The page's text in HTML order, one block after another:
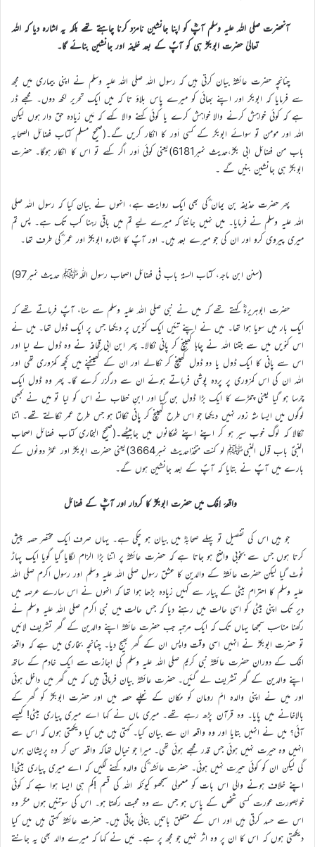
آنحضرت صلی اللہ علیہ وسلم آپؓ کو اپنا جانشین نامزد کرنا چاہتے تھے بلکہ یہ اشارہ دیا کہ اللہ
تعالیٰ حضرت ابوبکرؓ ہی کو آپؐ کے بعد خلیفہ اور جانشین بنائے گا۔
چنانچہ حضرت عائشہؓ بیان کرتی ہیں کہ رسول اللہ صلی اللہ علیہ وسلم نے اپنی بیماری میں مجھ
سے فرمایا کہ ابوبکر اور اپنے بھائی کو میرے پاس بلاؤ تا کہ میں ایک تحریر لکھ دوں۔ مجھے ڈر
ہے کہ کوئی خواہش کرنے والا خواہش کرے یا کوئی کہنے والا کہے کہ مَیں زیادہ حق دار ہوں لیکن
اللہ اور مومن تو سوائے ابوبکر کے کسی اَور کا انکار کریں گے۔(صحیح مسلم کتاب فضائل الصحابہ
باب من فضائل ابی بکرؓ،حدیث نمبر6181)یعنی کوئی اَور اگر کہے تو اس کا انکار ہوگا۔ حضرت
ابوبکرؓ ہی جانشین بنیں گے ۔
پھر حضرت حذیفہ بن یمان ؓکی بھی ایک روایت ہے، انہوں نے بیان کیا کہ رسول اللہ صلی
اللہ علیہ وسلم نے فرمایا۔ میں نہیں جانتا کہ میرے لیے تم میں باقی رہنا کب تک ہے۔ پس تم
میری پیروی کرو اور ان کی جو میرے بعد ہیں۔ اور آپؐ کا اشارہ ابوبکرؓ اور عمر ؓکی طرف تھا۔
(سنن ابن ماجہ، کتاب السنۃ باب فی فضائل اصحاب رسول اللّٰہﷺ حدیث نمبر97)
حضرت ابوہریرہؓ کہتے تھے کہ میں نے نبی صلی اللہ علیہ وسلم سے سنا، آپؐ فرماتے تھے کہ
ایک بار میں سویا ہوا تھا۔ میں نے اپنے تئیں ایک کنویں پر دیکھا جس پر ایک ڈول تھا۔ میں نے
اس کنویں میں سے جتنا اللہ نے چاہا کھینچ کر پانی نکالا۔ پھر ابن ابی قحافہ نے وہ ڈول لے لیا اور
اس سے پانی کا ایک ڈول یا دو ڈول کھینچ کر نکالے اور ان کے کھینچنے میں کچھ کمزوری تھی اور
اللہ ان کی اس کمزوری پر پردہ پوشی فرماتے ہوئے ان سے درگزر کرے گا۔ پھر وہ ڈول ایک
چرسا ہو گیا یعنی چمڑے کا ایک بڑا ڈول بن گیا اور ابنِ خطاب نے اس کو لیا تو میں نے کبھی
لوگوں میں ایسا شہ زور نہیں دیکھا جو اس طرح کھینچ کر پانی نکالتا ہو جس طرح عمر نکالتے تھے۔ اتنا
نکالا کہ لوگ خوب سیر ہو کر اپنے اپنے ٹھکانوں میں جابیٹھے۔(صحیح البخاری کتاب فضائل اصحاب
النبیؐ باب قول النبیﷺ لو کنت متخذاحدیث نمبر3664)یعنی حضرت ابوبکرؓ اور عمرؓ دونوں کے
بارے میں آپؐ نے بتایا کہ آپؐ کے بعد جانشین ہوں گے۔
واقعۂ اِفک میں حضرت ابوبکرؓ کا کردار اور آپؓ کے فضائل
جو ہیں اس کی تفصیل تو پہلے صحابہؓ میں بیان ہو چکی ہے۔ یہاں صرف ایک مختصر حصہ پیش
کرتا ہوں جس سے بخوبی واضح ہو جاتا ہے کہ حضرت عائشہؓ پر اتنا بڑا الزام لگایا گیا گویا ایک پہاڑ
ٹوٹ گیا لیکن حضرت عائشہؓ کے والدین کا عشق رسول صلی اللہ علیہ وسلم اور رسول اکرم صلی اللہ
علیہ وسلم کا احترام بیٹی کے پیار سے کہیں زیادہ بڑھا ہوا تھا کہ انہوں نے اس سارے عرصہ میں
دیر تک اپنی بیٹی کو اسی حالت میں رہنے دیا کہ جس حالت میں نبی اکرم صلی اللہ علیہ وسلم نے
رکھنا مناسب سمجھا یہاں تک کہ ایک مرتبہ جب حضرت عائشہؓ اپنے والدین کے گھر تشریف لائیں
تو حضرت ابوبکرؓ نے انہیں اسی وقت واپس ان کے گھر بھیج دیا۔ چنانچہ بخاری میں ہے کہ واقعۂ
افک کے دوران حضرت عائشہؓ نبی کریم صلی اللہ علیہ وسلم کی اجازت سے ایک خادم کے ساتھ
اپنے والدین کے گھر تشریف لے گئیں۔ حضرت عائشہؓ بیان فرماتی ہیں کہ میں گھر میں داخل ہوئی
اور میں نے اپنی والدہ امّ رومان کو مکان کے نچلے حصہ میں اور حضرت ابوبکرؓ کو گھر کے
بالاخانے میں پایا۔ وہ قرآن پڑھ رہے تھے۔ میری ماں نے کہا اے میری پیاری بیٹی! کیسے
آئی؟ میں نے انہیں بتایا اور وہ واقعہ ان سے بیان کیا۔ کہتی ہیں میں کیا دیکھتی ہوں کہ اس سے
انہیں وہ حیرت نہیں ہوئی جس قدر مجھے ہوئی تھی۔ میرا جو خیال تھاکہ واقعہ سن کر وہ پریشان ہوں
گی لیکن ان کو کوئی حیرت نہیں ہوئی۔ حضرت عائشہ ؓکی والدہ کہنے لگیں کہ اے میری پیاری بیٹی!
اپنے خلاف ہونے والی اس بات کو معمولی سمجھو کیونکہ اللہ کی قسم !کم ہی ایسا ہوا ہے کہ کوئی
خوبصورت عورت کسی شخص کے پاس ہو جس سے وہ محبت رکھتا ہو۔ اس کی سوتنیں ہوں مگر وہ
اس سے حسد کرتی ہیں اور اس کے متعلق باتیں بنائی جاتی ہیں۔ حضرت عائشہؓ کہتی ہیں میں کیا
دیکھتی ہوں کہ اس کا ان پر وہ اثر نہیں جو مجھ پر ہے۔ مَیں نے کہا کہ میرے والد بھی یہ جانتے